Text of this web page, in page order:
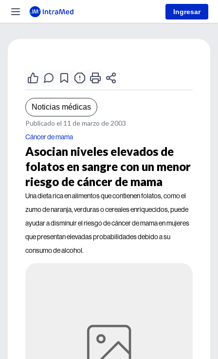
Ingresar
Noticias médicas
Publicado el 11 de marzo de 2003
Cáncer de mama
Asocian niveles elevados de
folatos en sangre con un menor
riesgo de cáncer de mama
Una dieta rica en alimentos que contienen folatos, como el
zumo de naranja, verduras o cereales enriquecidos, puede
ayudar a disminuir el riesgo de cáncer de mama en mujeres
que presentan elevadas probabilidades debido a su
consumo de alcohol.